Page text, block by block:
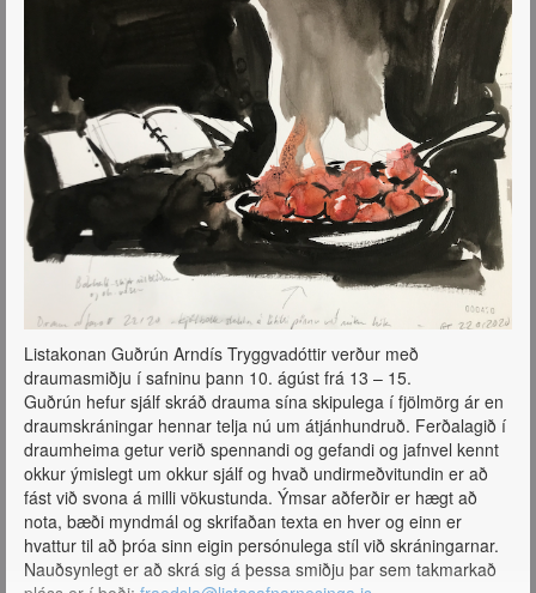
Listakonan Guðrún Arndís Tryggvadóttir verður með
draumasmiðju í safninu þann 10. ágúst frá 13 – 15.
Guðrún hefur sjálf skráð drauma sína skipulega í fjölmörg ár en
draumskráningar hennar telja nú um átjánhundruð. Ferðalagið í
draumheima getur verið spennandi og gefandi og jafnvel kennt
okkur ýmislegt um okkur sjálf og hvað undirmeðvitundin er að
fást við svona á milli vökustunda. Ýmsar aðferðir er hægt að
nota, bæði myndmál og skrifaðan texta en hver og einn er
hvattur til að þróa sinn eigin persónulega stíl við skráningarnar.
Nauðsynlegt er að skrá sig á þessa smiðju þar sem takmarkað